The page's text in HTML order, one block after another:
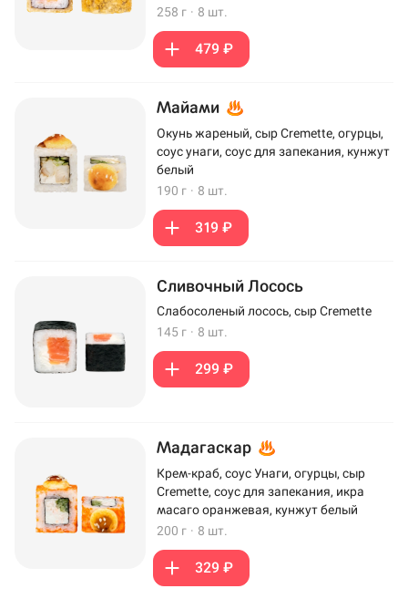
258 г · 8 шт.
479 ₽
Майами
Окунь жареный, сыр Cremette, огурцы,
соус унаги, соус для запекания, кунжут
белый
190 г · 8 шт.
319 ₽
Сливочный Лосось
Слабосоленый лосось, сыр Cremette
145 г · 8 шт.
299 ₽
Мадагаскар
Крем-краб, соус Унаги, огурцы, сыр
Cremette, соус для запекания, икра
масаго оранжевая, кунжут белый
200 г · 8 шт.
329 ₽